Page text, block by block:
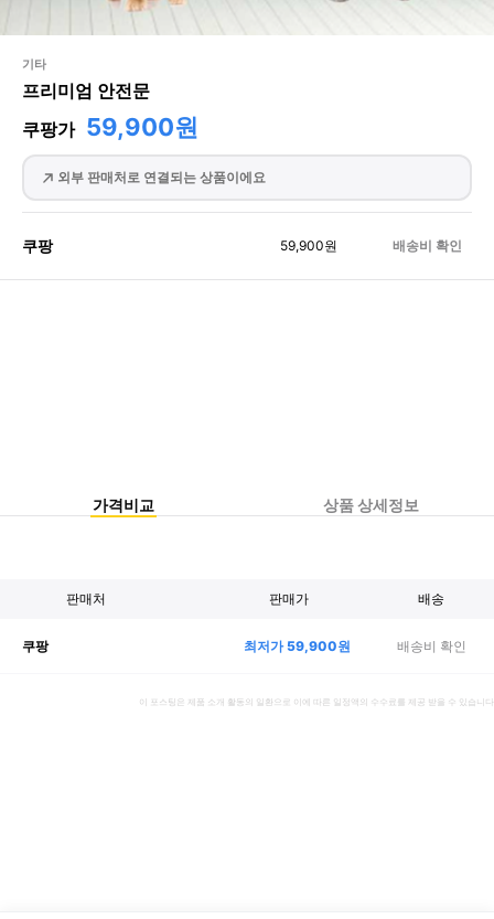
기타
프리미엄 안전문
쿠팡가 59,900원
외부 판매처로 연결되는 상품이에요
쿠팡 59,900원 배송비 확인
가격비교 상품 상세정보
판매처 판매가 배송
쿠팡 최저가59,900원 배송비 확인
이 포스팅은 제품 소개 활동의 일환으로 이에 따른 일정액의 수수료를 제공 받을 수 있습니다